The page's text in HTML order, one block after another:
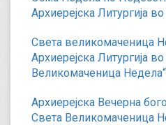
Архиерејска Литургија
Света великомаченица
Архиерејска Литургија
Великомаченица
Архиерејска Вечерна
Света Великомаченица